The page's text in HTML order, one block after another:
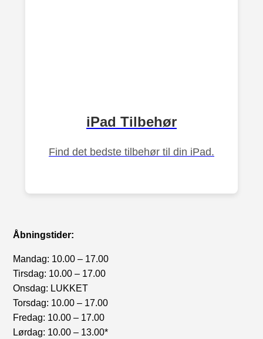
iPad Tilbehør
Find det bedste tilbehør til din iPad.
Åbningstider:
Mandag: 10.00 – 17.00
Tirsdag: 10.00 – 17.00
Onsdag: LUKKET
Torsdag: 10.00 – 17.00
Fredag: 10.00 – 17.00
Lørdag: 10.00 – 13.00*